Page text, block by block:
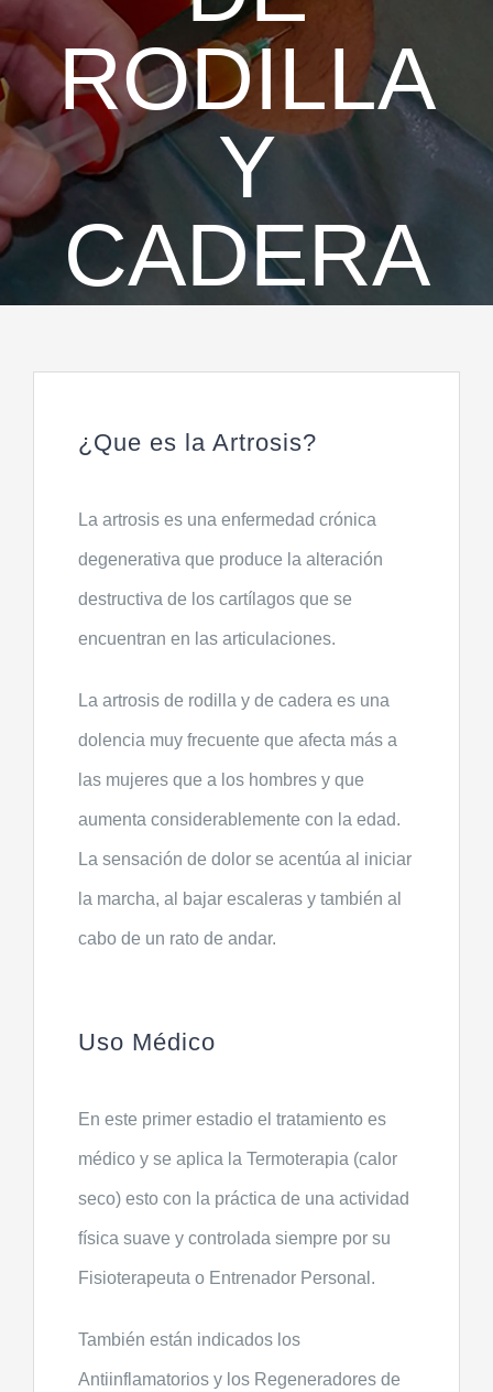
RODILLA
Y
CADERA
¿Que es la Artrosis?
La artrosis es una enfermedad crónica
degenerativa que produce la alteración
destructiva de los cartílagos que se
encuentran en las articulaciones.
La artrosis de rodilla y de cadera es una
dolencia muy frecuente que afecta más a
las mujeres que a los hombres y que
aumenta considerablemente con la edad.
La sensación de dolor se acentúa al iniciar
la marcha, al bajar escaleras y también al
cabo de un rato de andar.
Uso Médico
En este primer estadio el tratamiento es
médico y se aplica la Termoterapia (calor
seco) esto con la práctica de una actividad
física suave y controlada siempre por su
Fisioterapeuta o Entrenador Personal.
También están indicados los
Antiinflamatorios y los Regeneradores de